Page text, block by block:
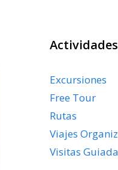
Actividades
Excursiones
Free Tour
Rutas
Viajes
Visitas